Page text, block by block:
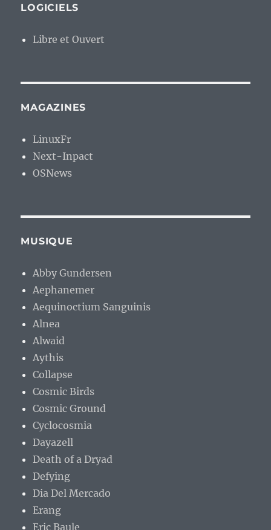
LOGICIELS
Libre et Ouvert
MAGAZINES
LinuxFr
Next-Inpact
OSNews
MUSIQUE
Abby Gundersen
Aephanemer
Aequinoctium Sanguinis
Alnea
Alwaid
Aythis
Collapse
Cosmic Birds
Cosmic Ground
Cyclocosmia
Dayazell
Death of a Dryad
Defying
Dia Del Mercado
Erang
Eric Baule